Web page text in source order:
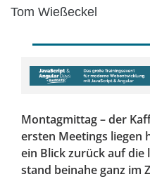
Tom Wießeckel
Montagmittag – der
ersten Meetings liegen
ein Blick zurück auf die
stand beinahe ganz im